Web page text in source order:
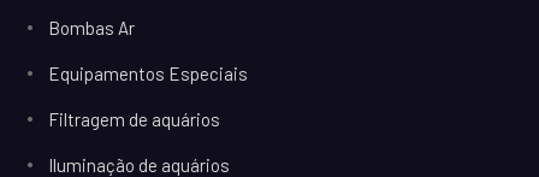
Bombas Ar
Equipamentos Especiais
Filtragem de aquários
Iluminação de aquários